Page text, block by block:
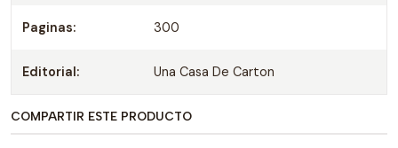
Paginas: 300
Editorial: Una Casa De Carton
COMPARTIR ESTE PRODUCTO